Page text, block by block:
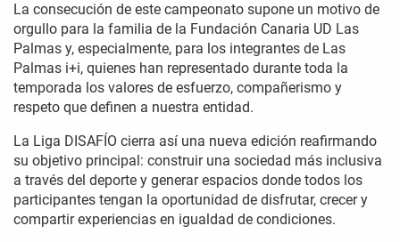
La consecución de este campeonato supone un motivo de
orgullo para la familia de la Fundación Canaria UD Las
Palmas y, especialmente, para los integrantes de Las
Palmas i+i, quienes han representado durante toda la
temporada los valores de esfuerzo, compañerismo y
respeto que definen a nuestra entidad.
La Liga DISAFÍO cierra así una nueva edición reafirmando
su objetivo principal: construir una sociedad más inclusiva
a través del deporte y generar espacios donde todos los
participantes tengan la oportunidad de disfrutar, crecer y
compartir experiencias en igualdad de condiciones.